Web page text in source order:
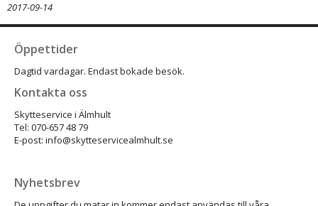
2017-09-14
Öppettider
Dagtid vardagar. Endast bokade besök.
Kontakta oss
Skytteservice i Älmhult
Tel: 070-657 48 79
E-post: info@skytteservicealmhult.se
Nyhetsbrev